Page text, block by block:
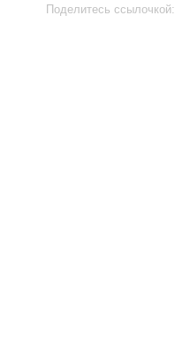
Поделитесь ссылочкой: